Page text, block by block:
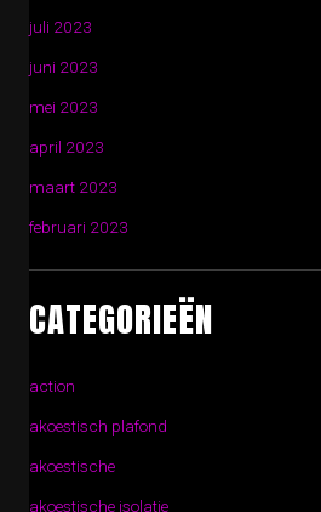
juli 2023
juni 2023
mei 2023
april 2023
maart 2023
februari 2023
CATEGORIEËN
action
akoestisch plafond
akoestische
akoestische isolatie